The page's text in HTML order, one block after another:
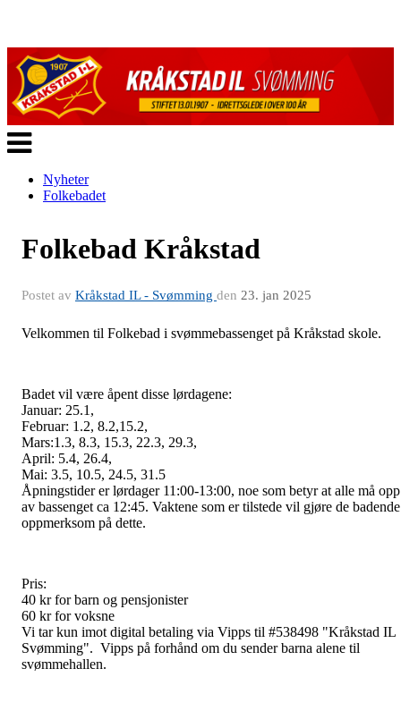
Veksle
navigasjon
Nyheter
Folkebadet
Folkebad Kråkstad
Postet av Kråkstad IL - Svømming den 23. jan 2025
Velkommen til Folkebad i svømmebassenget på Kråkstad skole.
Badet vil være åpent disse lørdagene:
Januar: 25.1,
Februar: 1.2, 8.2,15.2,
Mars:1.3, 8.3, 15.3, 22.3, 29.3,
April: 5.4, 26.4,
Mai: 3.5, 10.5, 24.5, 31.5
Åpningstider er lørdager 11:00-13:00, noe som betyr at alle må opp
av bassenget ca 12:45. Vaktene som er tilstede vil gjøre de badende
oppmerksom på dette.
Pris:
40 kr for barn og pensjonister
60 kr for voksne
Vi tar kun imot digital betaling via Vipps til #538498 "Kråkstad IL
Svømming". Vipps på forhånd om du sender barna alene til
svømmehallen.